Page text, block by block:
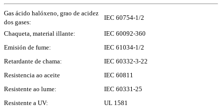
Gas ácido halóxeno, grao de acidez
dos gases:
IEC 60754-1/2
Chaqueta, material illante:
IEC 60092-360
Emisión de fume:
IEC 61034-1/2
Retardante de chama:
IEC 60332-3-22
Resistencia ao aceite
IEC 60811
Resistente ao lume:
IEC 60331-25
Resistente a UV:
UL 1581